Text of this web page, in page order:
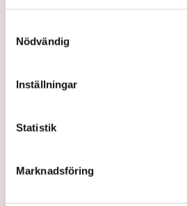
Nödvändig
Inställningar
Statistik
Marknadsföring
hemstaden Charkiv i Ukraina
ett kylslaget paketeringsrum
köttlukt, skyddskläder och
inte bara ett jobb – utan ny
8 months ago |